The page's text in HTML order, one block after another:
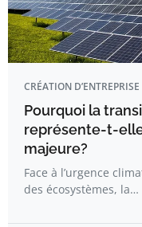
CRÉATION D’ENTREPRISE
Pourquoi la
représente-t-
majeure?
Face à l’urgence
des écosystèmes, la…